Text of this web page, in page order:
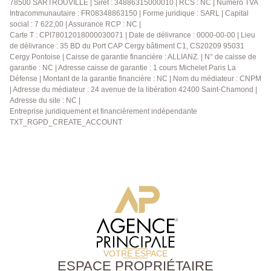
environnement exceptionnel. Une opportunité rare sur
le secteur, à découvrir sans tarder ! N'hésitez plus et
contactez-nous au 01.39.13.12.21 !!!
(rangements, atelier, salle de jeux, buanderie,
bureau). Une belle opportunité pour une vie familiale
paisible aux portes de la capitale ! Contactez-nous au
01.39.13.12.21 pour plus d'informations ou pour
organiser une visite.
78500 SARTROUVILLE | Siret : 34886315000010 | RCS : NC | Numero TVA
Intracommunautaire : FR08348863150 | Forme juridique : SARL | Capital
social : 7 622,00 | Assurance RCP : NC |
Carte T : CPI78012018000030071 | Date de délivrance : 0000-00-00 | Lieu
de délivrance : 35 BD du Port CAP Cergy bâtiment C1, CS20209 95031
Cergy Pontoise | Caisse de garantie financière : ALLIANZ. | N° de caisse de
garantie : NC | Adresse caisse de garantie : 1 cours Michelet Paris La
Défense | Montant de la garantie financière : NC | Nom du médiateur : CNPM
| Adresse du médiateur : 24 avenue de la libération 42400 Saint-Chamond |
Adresse du site : NC |
Entreprise juridiquement et financièrement indépendante
TXT_RGPD_CREATE_ACCOUNT
VOTRE ESPACE
ESPACE PROPRIÉTAIRE